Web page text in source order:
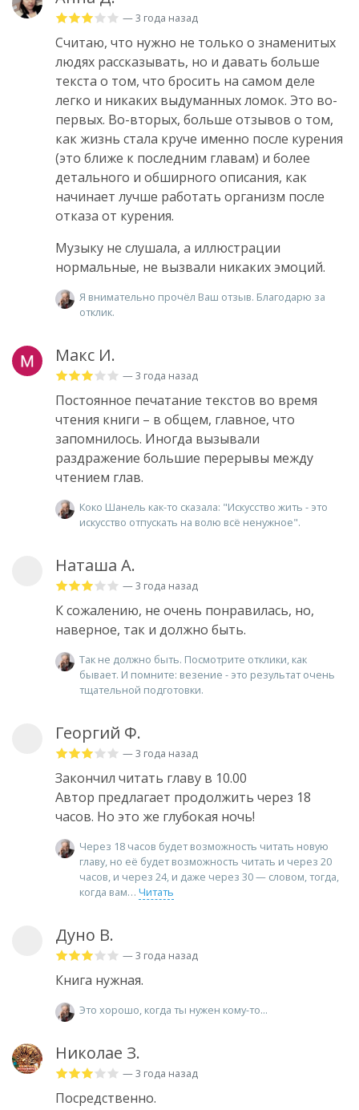
— 3 года назад
Считаю, что нужно не только о знаменитых
людях рассказывать, но и давать больше
текста о том, что бросить на самом деле
легко и никаких выдуманных ломок. Это во-
первых. Во-вторых, больше отзывов о том,
как жизнь стала круче именно после курения
(это ближе к последним главам) и более
детального и обширного описания, как
начинает лучше работать организм после
отказа от курения.
Музыку не слушала, а иллюстрации
нормальные, не вызвали никаких эмоций.
Я внимательно прочёл Ваш отзыв. Благодарю за
отклик.
Макс И.
— 3 года назад
Постоянное печатание текстов во время
чтения книги – в общем, главное, что
запомнилось. Иногда вызывали
раздражение большие перерывы между
чтением глав.
Коко Шанель как-то сказала: "Искусство жить - это
искусство отпускать на волю всё ненужное".
Наташа А.
— 3 года назад
К сожалению, не очень понравилась, но,
наверное, так и должно быть.
Так не должно быть. Посмотрите отклики, как
бывает. И помните: везение - это результат очень
тщательной подготовки.
Георгий Ф.
— 3 года назад
Закончил читать главу в 10.00
Автор предлагает продолжить через 18
часов. Но это же глубокая ночь!
Через 18 часов будет возможность читать новую
главу, но её будет возможность читать и через 20
часов, и через 24, и даже через 30 — словом, тогда,
когда вам
Читать
Дуно В.
— 3 года назад
Книга нужная.
Это хорошо, когда ты нужен кому-то...
Николае З.
— 3 года назад
Посредственно.